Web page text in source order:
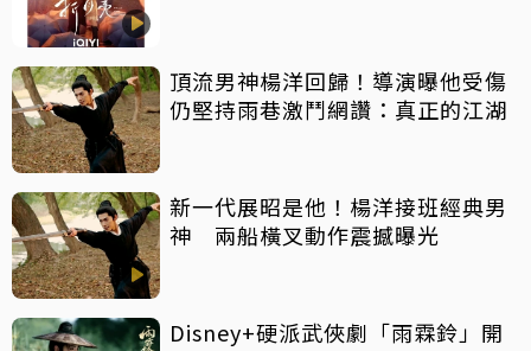
頂流男神楊洋回歸！導演曝他受傷
仍堅持雨巷激鬥網讚：真正的江湖
新一代展昭是他！楊洋接班經典男
神 兩船橫叉動作震撼曝光
Disney+硬派武俠劇「雨霖鈴」開